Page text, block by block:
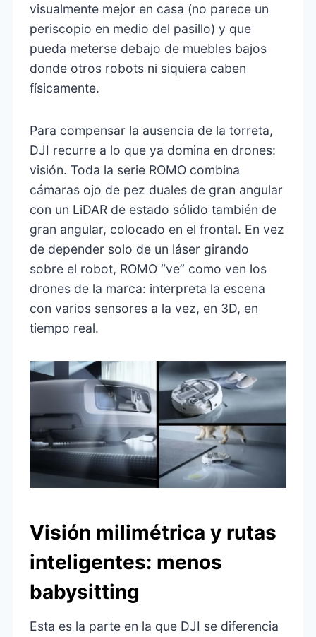
visualmente mejor en casa (no parece un
periscopio en medio del pasillo) y que
pueda meterse debajo de muebles bajos
donde otros robots ni siquiera caben
físicamente.
Para compensar la ausencia de la torreta,
DJI recurre a lo que ya domina en drones:
visión. Toda la serie ROMO combina
cámaras ojo de pez duales de gran angular
con un LiDAR de estado sólido también de
gran angular, colocado en el frontal. En vez
de depender solo de un láser girando
sobre el robot, ROMO “ve” como ven los
drones de la marca: interpreta la escena
con varios sensores a la vez, en 3D, en
tiempo real.
Visión milimétrica y rutas
inteligentes: menos
babysitting
Esta es la parte en la que DJI se diferencia